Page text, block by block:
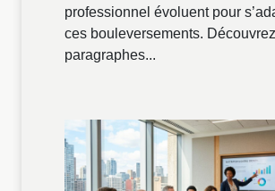
professionnel évoluent pour
ces bouleversements.
paragraphes...